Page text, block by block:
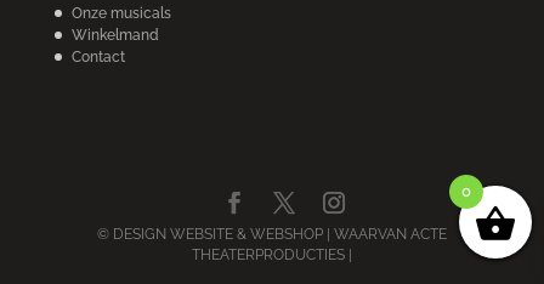
Onze musicals
Winkelmand
Contact
© DESIGN WEBSITE & WEBSHOP| WAARVAN ACTE
THEATERPRODUCTIES |
0